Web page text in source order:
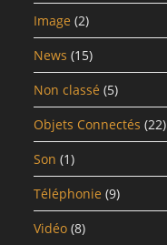
Image (2)
News (15)
Non classé (5)
Objets Connectés (22)
Son (1)
Téléphonie (9)
Vidéo (8)